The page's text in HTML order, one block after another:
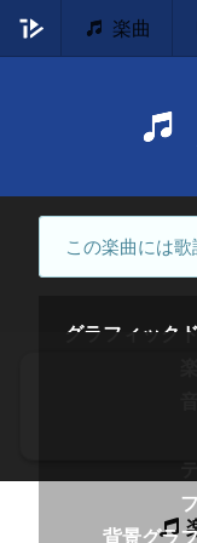
楽曲
この楽曲には歌
グラフィック
背景グラ